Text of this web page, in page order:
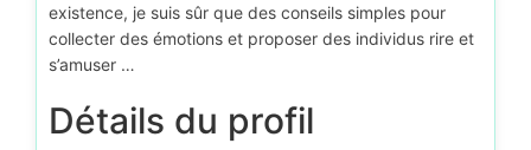
existence, je suis sûr que des conseils simples pour
collecter des émotions et proposer des individus rire et
s’amuser …
Détails du profil